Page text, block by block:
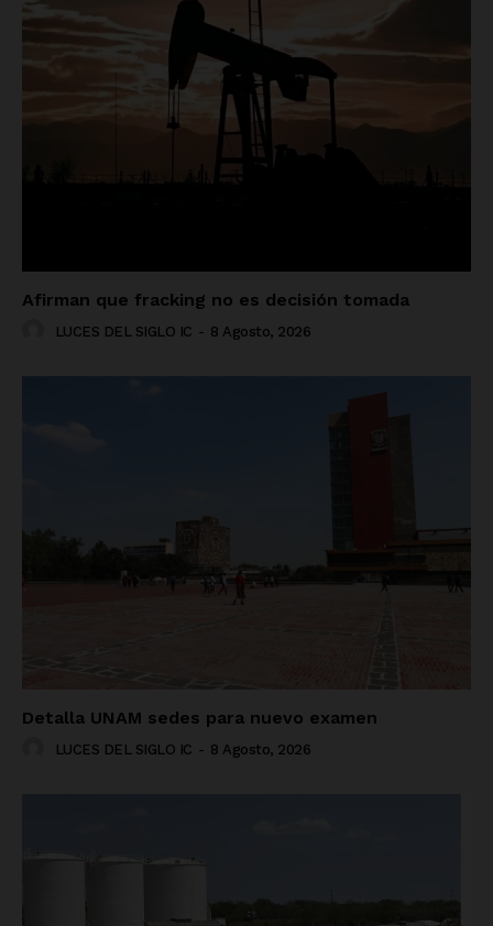
Afirman que fracking no es decisión tomada
LUCES DEL SIGLO IC - 8 Agosto, 2026
Detalla UNAM sedes para nuevo examen
LUCES DEL SIGLO IC - 8 Agosto, 2026